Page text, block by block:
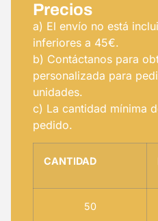
Precios
a) El envío no está
inferiores a 45€.
b) Contáctanos para
personalizada para
unidades.
c) La cantidad mínima
pedido.
CANTIDAD
50